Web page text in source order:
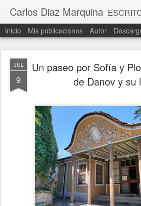
Carlos Diaz Marquina
Inicio Mis publicaciones Autor
JUL
9
Un paseo por Sofía y
de Danov y su